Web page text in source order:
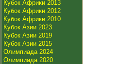
Кубок Африки 2013
Кубок Африки 2012
Кубок Африки 2010
Кубок Азии 2023
Кубок Азии 2019
Кубок Азии 2015
Олимпиада 2024
Олимпиада 2020